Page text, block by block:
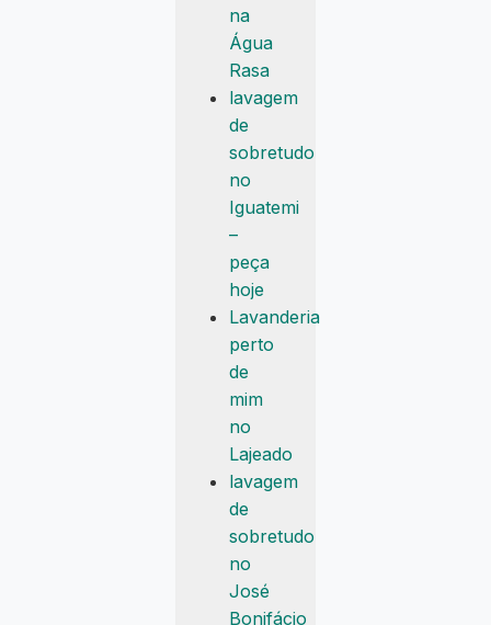
na
Água
Rasa
lavagem
de
sobretudo
no
Iguatemi
–
peça
hoje
Lavanderia
perto
de
mim
no
Lajeado
lavagem
de
sobretudo
no
José
Bonifácio